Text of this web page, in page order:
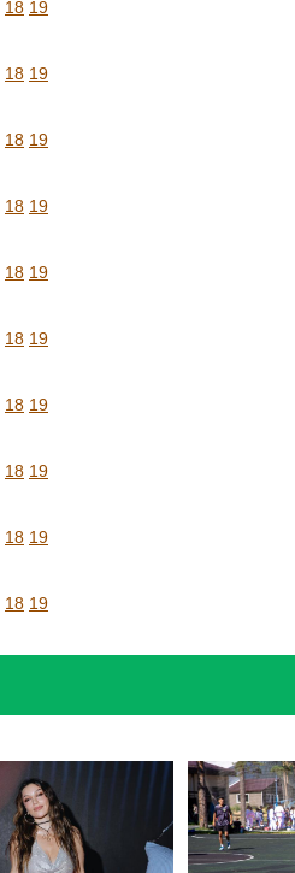
18 19
18 19
18 19
18 19
18 19
18 19
18 19
18 19
18 19
18 19